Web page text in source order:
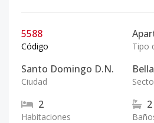
5588
Código Tipo
Santo Domingo D.N.
Ciudad
2
Habitaciones
2